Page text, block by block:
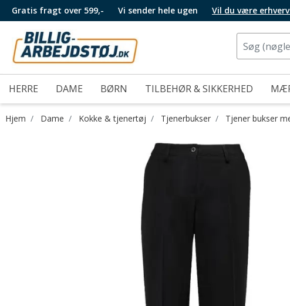
Gratis fragt over 599,- Vi sender hele ugen Vil du være
HERRE DAME BØRN TILBEHØR & SIKKERHED
Hjem Dame Kokke & tjenertøj Tjenerbukser Tjener bukser